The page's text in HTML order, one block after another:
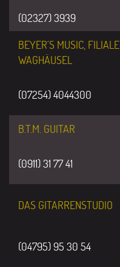
(02327) 3939
BEYER´S MUSIC, FILIALE
WAGHÄUSEL
(07254) 4044300
B.T.M. GUITAR
(0911) 31 77 41
DAS GITARRENSTUDIO
(04795) 95 30 54